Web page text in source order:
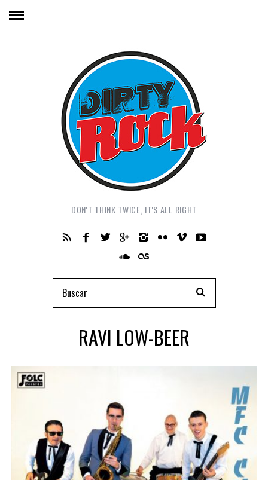
DON'T THINK TWICE, IT'S ALL RIGHT
RAVI LOW-BEER